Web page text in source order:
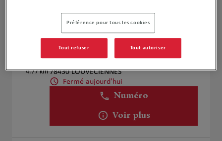
4.77 km
Laure FLAGEL
78430 LOUVECIENNES
Fermé aujourd'hui
Numéro
Voir plus
Préférence pour tous les cookies
Tout refuser Tout autoriser